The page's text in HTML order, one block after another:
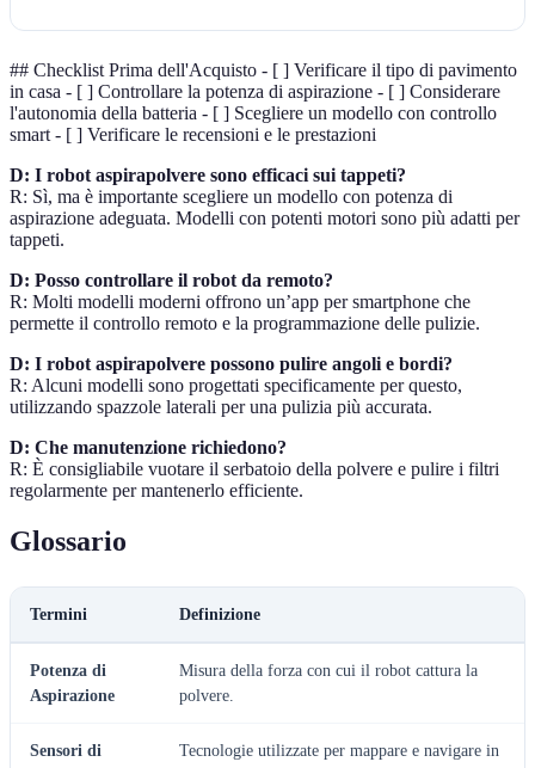
## Checklist Prima dell'Acquisto - [ ] Verificare il tipo di pavimento
in casa - [ ] Controllare la potenza di aspirazione - [ ] Considerare
l'autonomia della batteria - [ ] Scegliere un modello con controllo
smart - [ ] Verificare le recensioni e le prestazioni
D: I robot aspirapolvere sono efficaci sui tappeti?
R: Sì, ma è importante scegliere un modello con potenza di
aspirazione adeguata. Modelli con potenti motori sono più adatti per
tappeti.
D: Posso controllare il robot da remoto?
R: Molti modelli moderni offrono un’app per smartphone che
permette il controllo remoto e la programmazione delle pulizie.
D: I robot aspirapolvere possono pulire angoli e bordi?
R: Alcuni modelli sono progettati specificamente per questo,
utilizzando spazzole laterali per una pulizia più accurata.
D: Che manutenzione richiedono?
R: È consigliabile vuotare il serbatoio della polvere e pulire i filtri
regolarmente per mantenerlo efficiente.
Glossario
Termini Definizione
Potenza di
Aspirazione
Misura della forza con cui il robot cattura la
polvere.
Sensori di
Tecnologie utilizzate per mappare e navigare in